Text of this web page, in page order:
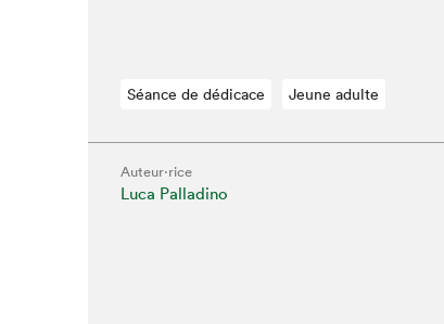
Que
Séance de dédicace Jeune adulte
Auteur·rice
Luca Palladino